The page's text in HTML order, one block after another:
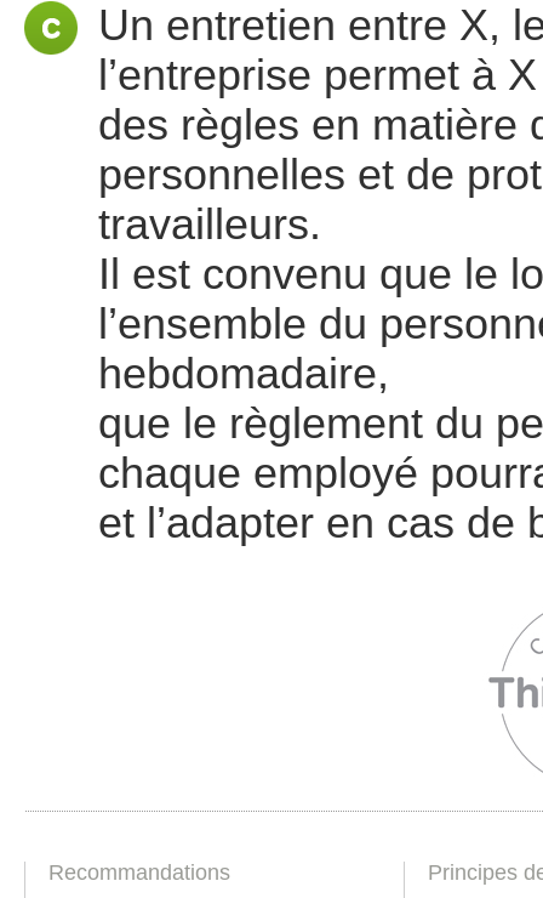
Un entretien entre X,
l’entreprise permet à
des règles en matière
personnelles et de
travailleurs.
Il est convenu que le
l’ensemble du
hebdomadaire,
que le règlement du
chaque employé
et l’adapter en cas de
Recommandations Principes